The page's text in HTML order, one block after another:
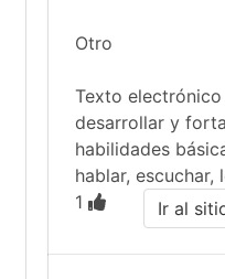
Otro
Texto
desarrollar y
habilidades
hablar, escuchar,
1
Ir al